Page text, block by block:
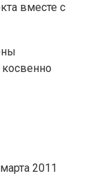
вместе с
2011